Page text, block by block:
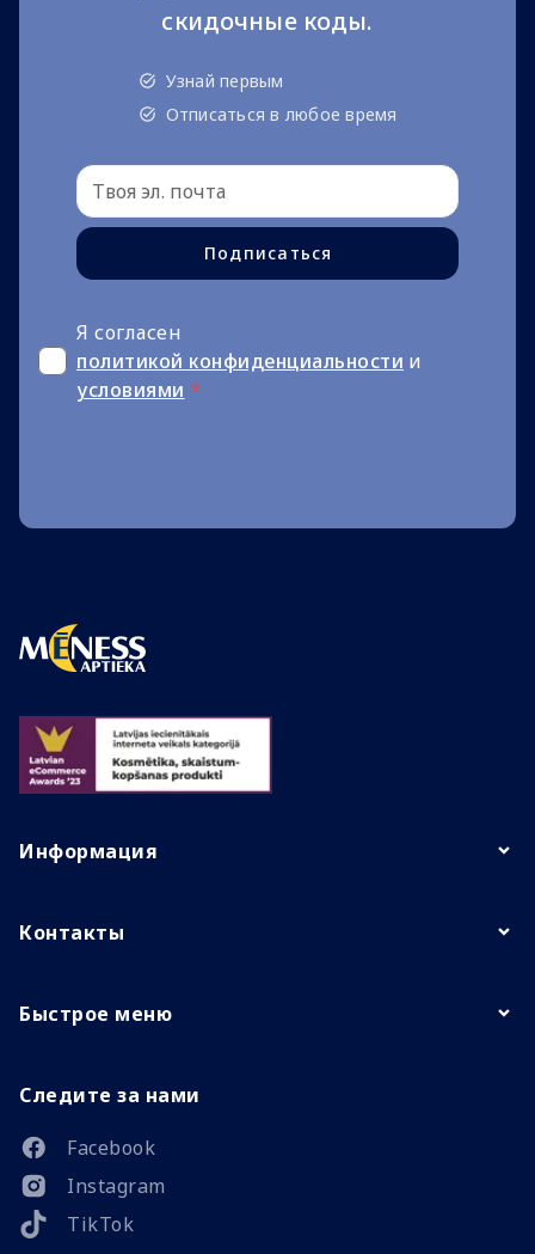
скидочные коды.
Узнай первым
Отписаться в любое время
Подписаться
Я согласен
политикой конфиденциальности и
условиями *
Информация
Контакты
Быстрое меню
Следите за нами
Facebook
Instagram
TikTok